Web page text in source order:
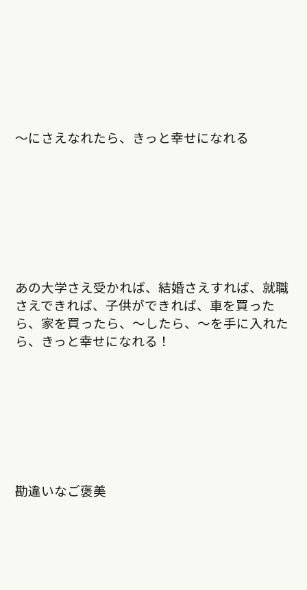
〜にさえなれたら、きっと幸せになれる
あの大学さえ受かれば、結婚さえすれば、就職
さえできれば、子供ができれば、車を買った
ら、家を買ったら、～したら、～を手に入れた
ら、きっと幸せになれる！
勘違いなご褒美